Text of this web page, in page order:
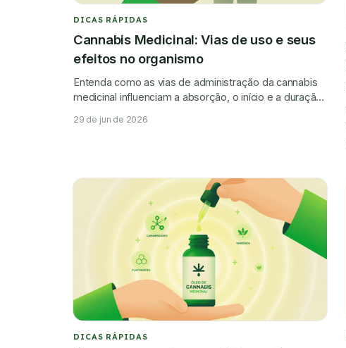
DICAS RÁPIDAS
Cannabis Medicinal: Vias de uso e seus
efeitos no organismo
Entenda como as vias de administração da cannabis
medicinal influenciam a absorção, o início e a duração
29 de jun de 2026
DICAS RÁPIDAS